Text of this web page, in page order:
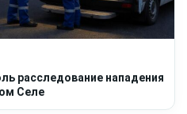
расследование нападения
Селе